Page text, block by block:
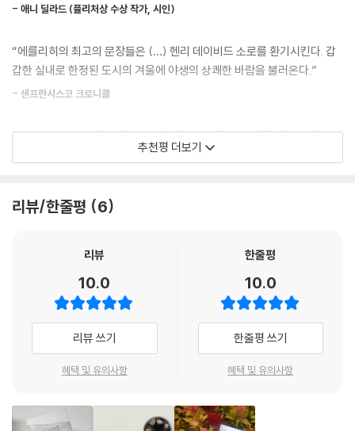
침묵은 깊고 넓다. 우리는 말 대신 한쪽 눈을 공유하는 듯하다. 세심하게 관
팽창되고, 풍경 안에서의 모든 움직임이 소름끼칠 정도로 뚜렷이 보인다.
사람들 사이를 떠도는 공기 안은 감정으로 가득 차 있어 그들만의 낮은 음
이곳에서 잘 산다는 것은 물질적 풍요뿐만 아니라 정신적으로 잘 버텨내는
고 인간이 동물과 동고동락하며 얻게 되는 성취감, 밤에 라디오를 듣는다
거나 별자리를 찾아보는 등의 소박한 기쁨을 대표한다. 내가 배우게 된 강
었다. 나는 생각했다. 강인함은 곧 연약함과 통하며, 온유함이야말로 진정
한 치열함이라고.
그날 밤 헛간에서 집으로 걸어가다가 오로라를 보았다. 여자의 얼굴에서
떨어지는 분가루 같았다. 하얀 빛의 첨탑 위에 그려진 붉은 립스틱과 시퍼
런 아이섀도가 폭발하고 진동하며 색이 마구 섞이다가 서서히 사라졌다.
--- p.70
정착하겠다고, 그러니까 와이오밍에서 영영 살겠다고 마음먹고 온 것은 아
던 건 다만 “나를 잃어버리기”였다. 그녀는 이렇게 말한다. “내가 잃어버린
것은 인생을 향한 허기였다.” 더 이상 삶이 고프지 않을 때 사람은 궁지에
몰린다. 대도시의 편리함, 막역한 친구들, 익숙한 위안거리들에서 벗어나
마음먹은 그녀에게 ‘이주’란 단순한 도피가 아니라 생존 전략이었다.
하지만 와이오밍의 자연 속에 머물다 보니, 바람에 날려온 씨앗이 낯선 땅
목양업자 이웃을 도와 양털을 깎기도 하고, 심지어는 직접 양떼를 몰고, 송
는 건 무엇보다도 ‘탁 트인(열린) 자연’이었다. 서부의 신비롭고도 맹렬한
환경은 그녀를 통과한 후 아름다운 언어가 된다. 이런 식이다. “얼음 이불
이 사라지면 강은 마구 휘저은 갈색 밀크셰이크가 되어 지하배수로와 작은
다리들을 삼켜버린다.” “하얀 먼지 같은 눈으로 뒤덮인 소들은 마치 서서
히 움직이는 빙하들 같다.” “어느 날 아침에는 보름달이 서쪽으로 지고 있
는데 동쪽에서는 태양이 떠올랐다. 마치 내가 초원을 성큼성큼 달리면서
해와 달 사이에서 위태롭게 균형을 잡는 기분이었다.”
혹독한 자연 아래서 인간은 한없이 작아진다. 작아지는 게 나쁜 것만은 아
- 애니 딜라드 (퓰리처상 수상 작가, 시인)
“에를리히의 최고의 문장들은 (…) 헨리 데이비드 소로를 환기시킨다. 갑
갑한 실내로 한정된 도시의 겨울에 야생의 상쾌한 바람을 불러온다.”
- 샌프란시스코 크로니클
“와이오밍의 높은 평원에서의 삶에 대한 놀라운 숙고. 에를리히의 매혹적
인 문장들은 와이오밍의 정경만큼이나 폭넓고, 평원에 내리치는 번개만큼
- 뉴스데이
정적이고 유머러스하며 새로운 관점을 선사한다.”
추천평 더보기
리뷰/한줄평 6
리뷰
10.0
리뷰 쓰기
혜택 및 유의사항
한줄평
10.0
한줄평 쓰기
혜택 및 유의사항